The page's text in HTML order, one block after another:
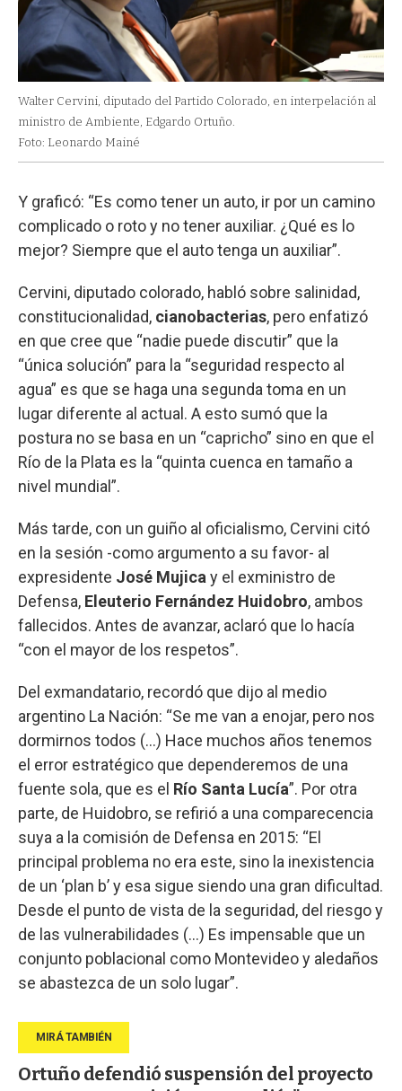
Walter Cervini, diputado del Partido Colorado, en interpelación al
ministro de Ambiente, Edgardo Ortuño.
Foto: Leonardo Mainé
Y graficó: “Es como tener un auto, ir por un camino
complicado o roto y no tener auxiliar. ¿Qué es lo
mejor? Siempre que el auto tenga un auxiliar”.
Cervini, diputado colorado, habló sobre salinidad,
constitucionalidad, cianobacterias, pero enfatizó
en que cree que “nadie puede discutir” que la
“única solución” para la “seguridad respecto al
agua” es que se haga una segunda toma en un
lugar diferente al actual. A esto sumó que la
postura no se basa en un “capricho” sino en que el
Río de la Plata es la “quinta cuenca en tamaño a
nivel mundial”.
Más tarde, con un guiño al oficialismo, Cervini citó
en la sesión -como argumento a su favor- al
expresidente José Mujica y el exministro de
Defensa, Eleuterio Fernández Huidobro, ambos
fallecidos. Antes de avanzar, aclaró que lo hacía
“con el mayor de los respetos”.
Del exmandatario, recordó que dijo al medio
argentino La Nación: “Se me van a enojar, pero nos
dormirnos todos (…) Hace muchos años tenemos
el error estratégico que dependeremos de una
fuente sola, que es el Río Santa Lucía”. Por otra
parte, de Huidobro, se refirió a una comparecencia
suya a la comisión de Defensa en 2015: “El
principal problema no era este, sino la inexistencia
de un ‘plan b’ y esa sigue siendo una gran dificultad.
Desde el punto de vista de la seguridad, del riesgo y
de las vulnerabilidades (…) Es impensable que un
conjunto poblacional como Montevideo y aledaños
se abastezca de un solo lugar”.
Ortuño defendió suspensión del proyecto